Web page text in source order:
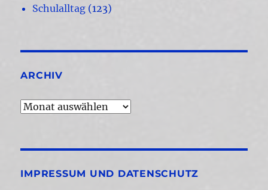
Schulalltag (123)
ARCHIV
Archiv
IMPRESSUM UND DATENSCHUTZ